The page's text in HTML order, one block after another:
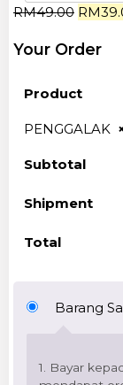
RM49.00 RM
Your Order
Product
PENGGALAK
Subtotal
Shipment
Total
Barang
1. Bayar